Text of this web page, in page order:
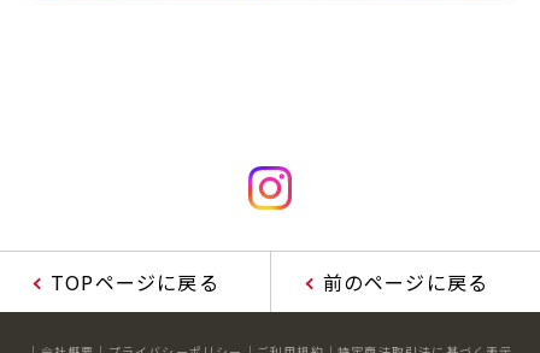
TOPページに戻る 前のページに戻る